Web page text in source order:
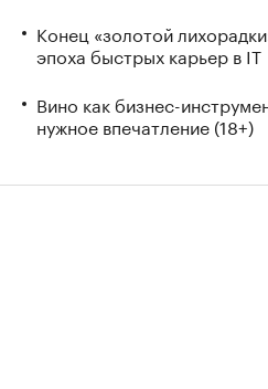
Конец «золотой
эпоха быстрых карьер в IT
Вино как бизнес-
нужное впечатление (18+)